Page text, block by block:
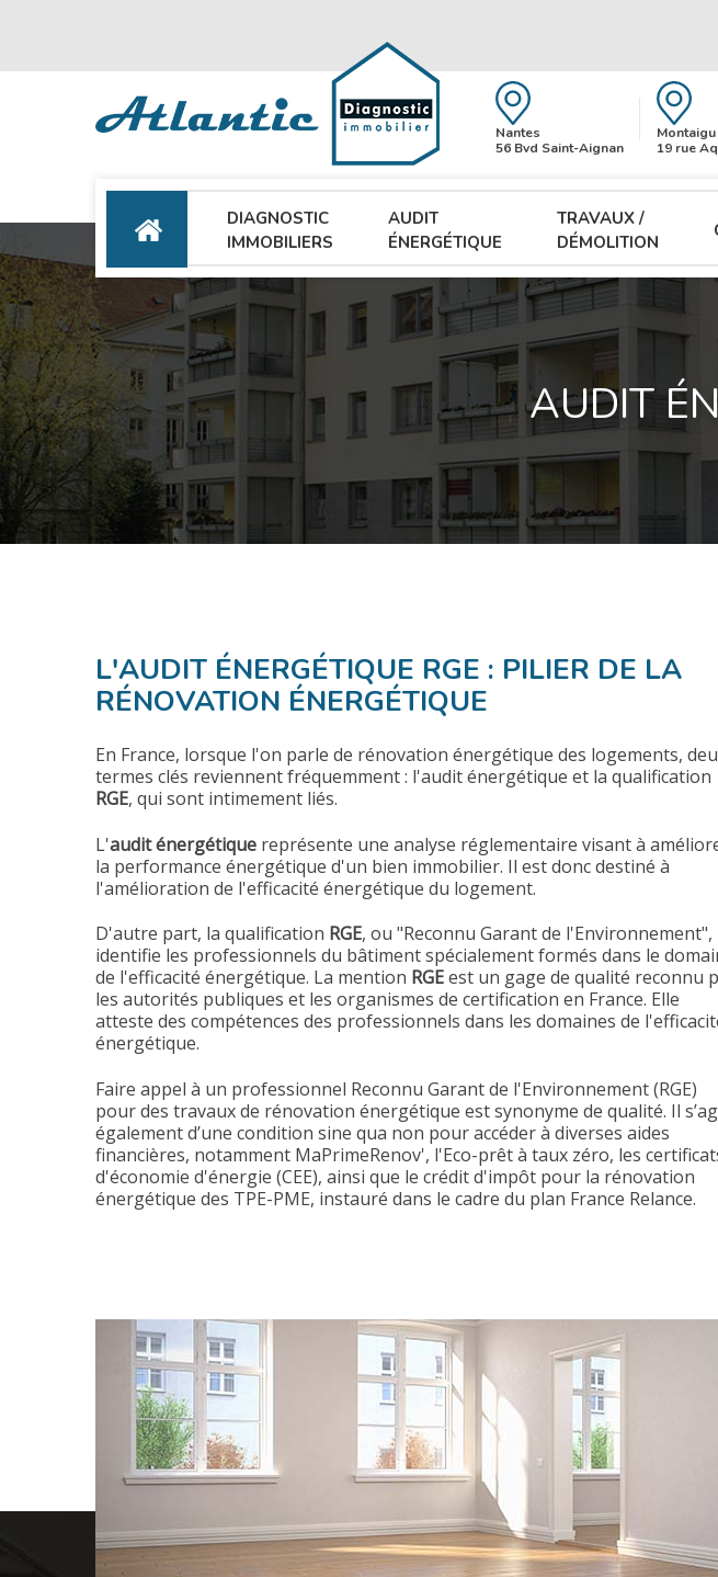
Nantes
56 Bvd Saint-Aignan
Montaigu
19 rue
ACCUEIL
DIAGNOSTIC
IMMOBILIERS
AUDIT
ÉNERGÉTIQUE
TRAVAUX /
DÉMOLITION
AUDIT
L'AUDIT ÉNERGÉTIQUE RGE : PILIER DE LA
RÉNOVATION ÉNERGÉTIQUE
En France, lorsque l'on parle de rénovation énergétique des logements,
termes clés reviennent fréquemment : l'audit énergétique et la qualification
RGE, qui sont intimement liés.
L'audit énergétique représente une analyse réglementaire visant à
la performance énergétique d'un bien immobilier. Il est donc destiné à
l'amélioration de l'efficacité énergétique du logement.
D'autre part, la qualification RGE, ou "Reconnu Garant de l'Environnement",
identifie les professionnels du bâtiment spécialement formés dans le
de l'efficacité énergétique. La mention RGEest un gage de qualité reconnu
les autorités publiques et les organismes de certification en France. Elle
atteste des compétences des professionnels dans les domaines de
énergétique.
Faire appel à un professionnel Reconnu Garant de l'Environnement (RGE)
pour des travaux de rénovation énergétique est synonyme de qualité. Il
également d’une condition sine qua non pour accéder à diverses aides
financières, notamment MaPrimeRenov', l'Eco-prêt à taux zéro, les
d'économie d'énergie (CEE), ainsi que le crédit d'impôt pour la rénovation
énergétique des TPE-PME, instauré dans le cadre du plan France Relance.